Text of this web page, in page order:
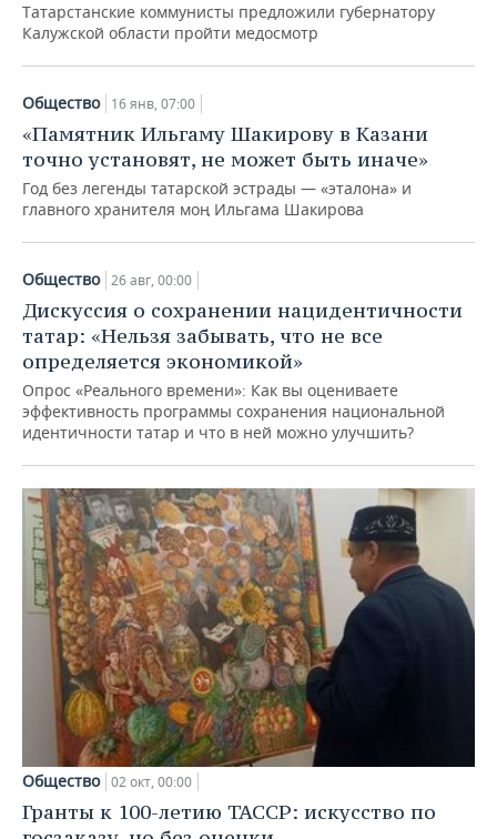
Татарстанские коммунисты предложили губернатору
Калужской области пройти медосмотр
Общество 16 янв, 07:00
«Памятник Ильгаму Шакирову в Казани
точно установят, не может быть иначе»
Год без легенды татарской эстрады — «эталона» и
главного хранителя моң Ильгама Шакирова
Общество 26 авг, 00:00
Дискуссия о сохранении нацидентичности
татар: «Нельзя забывать, что не все
определяется экономикой»
Опрос «Реального времени»: Как вы оцениваете
эффективность программы сохранения национальной
идентичности татар и что в ней можно улучшить?
Общество 02 окт, 00:00
Гранты к 100-летию ТАССР: искусство по